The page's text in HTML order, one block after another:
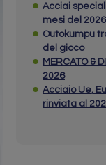
Acciai
mesi del 2026
Outokumpu
del gioco
MERCATO &
2026
Acciaio Ue,
rinviata al